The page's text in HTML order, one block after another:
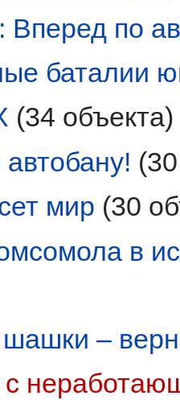
Вперед по
баталии
‏‎ (34 объекта)
мир (30
в
–